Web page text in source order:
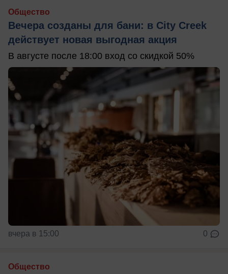
Общество
Вечера созданы для бани: в City Creek
действует новая выгодная акция
В августе после 18:00 вход со скидкой 50%
вчера в 15:00 0
Общество